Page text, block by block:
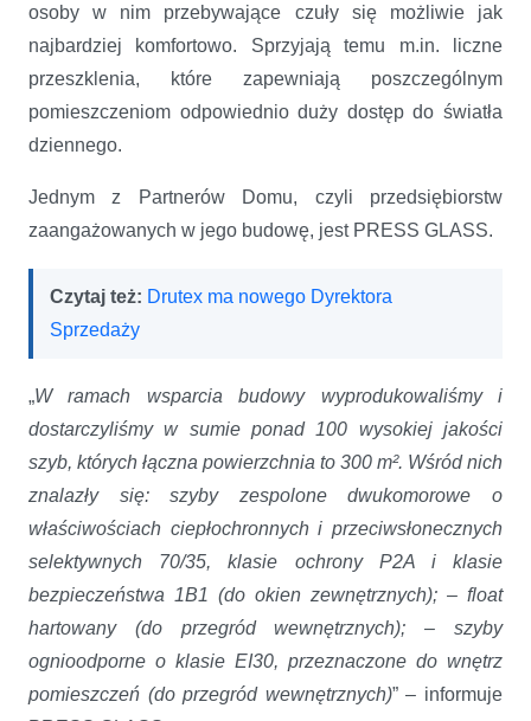
osoby w nim przebywające czuły się możliwie jak
najbardziej komfortowo. Sprzyjają temu m.in. liczne
przeszklenia, które zapewniają poszczególnym
pomieszczeniom odpowiednio duży dostęp do światła
dziennego.
Jednym z Partnerów Domu, czyli przedsiębiorstw
zaangażowanych w jego budowę, jest PRESS GLASS.
Czytaj też: Drutex ma nowego Dyrektora
Sprzedaży
„W ramach wsparcia budowy wyprodukowaliśmy i
dostarczyliśmy w sumie ponad 100 wysokiej jakości
szyb, których łączna powierzchnia to 300 m². Wśród nich
znalazły się: szyby zespolone dwukomorowe o
właściwościach ciepłochronnych i przeciwsłonecznych
selektywnych 70/35, klasie ochrony P2A i klasie
bezpieczeństwa 1B1 (do okien zewnętrznych); – float
hartowany (do przegród wewnętrznych); – szyby
ognioodporne o klasie EI30, przeznaczone do wnętrz
pomieszczeń (do przegród wewnętrznych)” – informuje